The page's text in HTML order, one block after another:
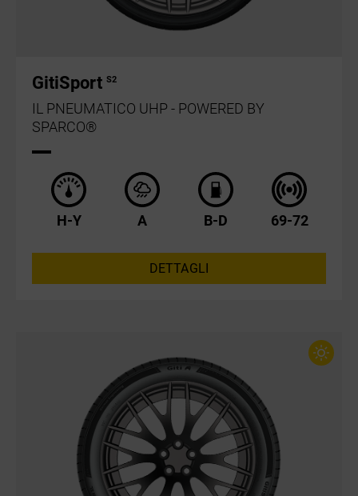
GitiSport S2
IL PNEUMATICO UHP - POWERED BY
SPARCO®
H-Y A B-D 69-72
DETTAGLI